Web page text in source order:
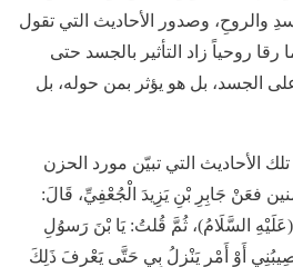
والروحِ، وصدور الأحاديث التي تقول
روحياً زاد التأثير بالجسد حتى
الجسد، بل هو يؤثر بمن حوله، بل
الأحاديث التي تبيّن مورد الحزن
فعَنْ جَابِرِ بْنِ يَزِيدَ الْجُعْفِيِّ، قَالَ:
السَّلَامُ)، ثُمَّ قُلتُ: يَا بْنَ رَسوُلِ
أَوْ أَمْرٍ يَنْزِلُ بِي حَتَّى يَعْرِفَ ذَلِكَ